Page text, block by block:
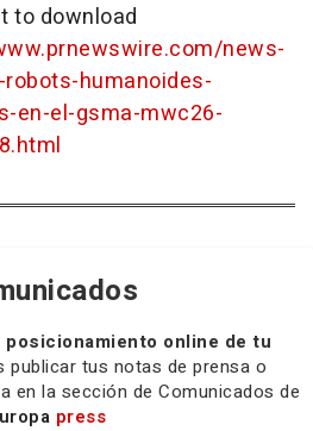
to download
news-
humanoides-
en-el-gsma-mwc26-
posicionamiento online de tu
publicar tus notas de prensa o
en la sección de Comunicados de
press